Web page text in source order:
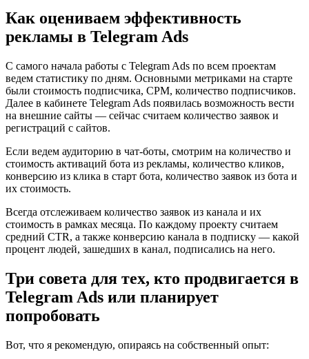
Как оцениваем эффективность
рекламы в Telegram Ads
С самого начала работы с Telegram Ads по всем проектам
ведем статистику по дням. Основными метриками на старте
были стоимость подписчика, СPM, количество подписчиков.
Далее в кабинете Telegram Ads появилась возможность вести
на внешние сайты — сейчас считаем количество заявок и
регистраций с сайтов.
Если ведем аудиторию в чат-боты, смотрим на количество и
стоимость активаций бота из рекламы, количество кликов,
конверсию из клика в старт бота, количество заявок из бота и
их стоимость.
Всегда отслеживаем количество заявок из канала и их
стоимость в рамках месяца. По каждому проекту считаем
средний СTR, а также конверсию канала в подписку — какой
процент людей, зашедших в канал, подписались на него.
Три совета для тех, кто продвигается в
Telegram Ads или планирует
попробовать
Вот, что я рекомендую, опираясь на собственный опыт: